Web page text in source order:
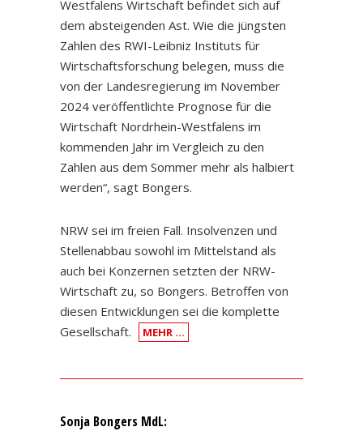
Westfalens Wirtschaft befindet sich auf
dem absteigenden Ast. Wie die jüngsten
Zahlen des RWI-Leibniz Instituts für
Wirtschaftsforschung belegen, muss die
von der Landesregierung im November
2024 veröffentlichte Prognose für die
Wirtschaft Nordrhein-Westfalens im
kommenden Jahr im Vergleich zu den
Zahlen aus dem Sommer mehr als halbiert
werden“, sagt Bongers.
NRW sei im freien Fall. Insolvenzen und
Stellenabbau sowohl im Mittelstand als
auch bei Konzernen setzten der NRW-
Wirtschaft zu, so Bongers. Betroffen von
diesen Entwicklungen sei die komplette
Gesellschaft.
MEHR …
Sonja Bongers MdL: